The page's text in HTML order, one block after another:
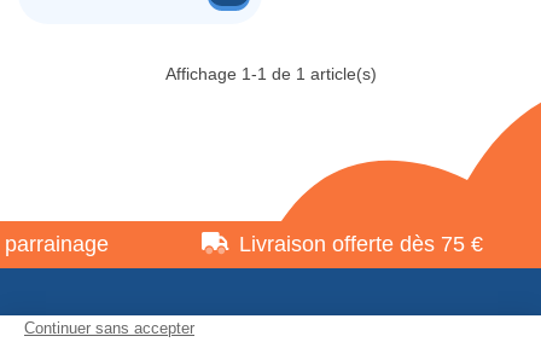
Affichage 1-1 de 1 article(s)
Livraison offerte dès 75 €